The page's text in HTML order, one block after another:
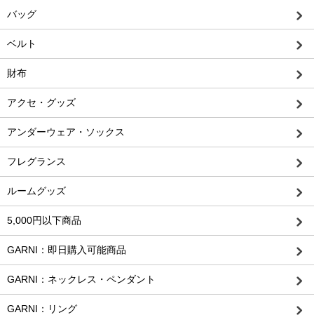
バッグ
ベルト
財布
アクセ・グッズ
アンダーウェア・ソックス
フレグランス
ルームグッズ
5,000円以下商品
GARNI：即日購入可能商品
GARNI：ネックレス・ペンダント
GARNI：リング